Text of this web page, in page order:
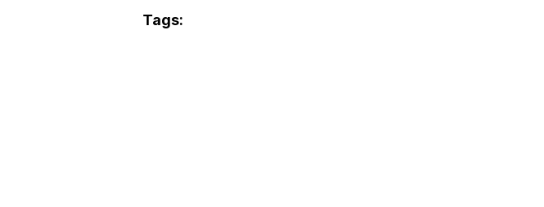
Tags: